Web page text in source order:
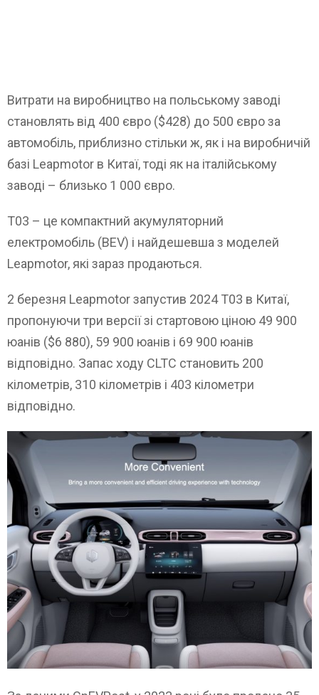
Витрати на виробництво на польському заводі
становлять від 400 євро ($428) до 500 євро за
автомобіль, приблизно стільки ж, як і на виробничій
базі Leapmotor в Китаї, тоді як на італійському
заводі – близько 1 000 євро.
T03 – це компактний акумуляторний
електромобіль (BEV) і найдешевша з моделей
Leapmotor, які зараз продаються.
2 березня Leapmotor запустив 2024 T03 в Китаї,
пропонуючи три версії зі стартовою ціною 49 900
юанів ($6 880), 59 900 юанів і 69 900 юанів
відповідно. Запас ходу CLTC становить 200
кілометрів, 310 кілометрів і 403 кілометри
відповідно.